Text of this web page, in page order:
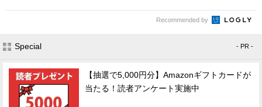
Recommended by
Special - PR -
【抽選で5,000円分】Amazonギフトカードが
当たる！読者アンケート実施中